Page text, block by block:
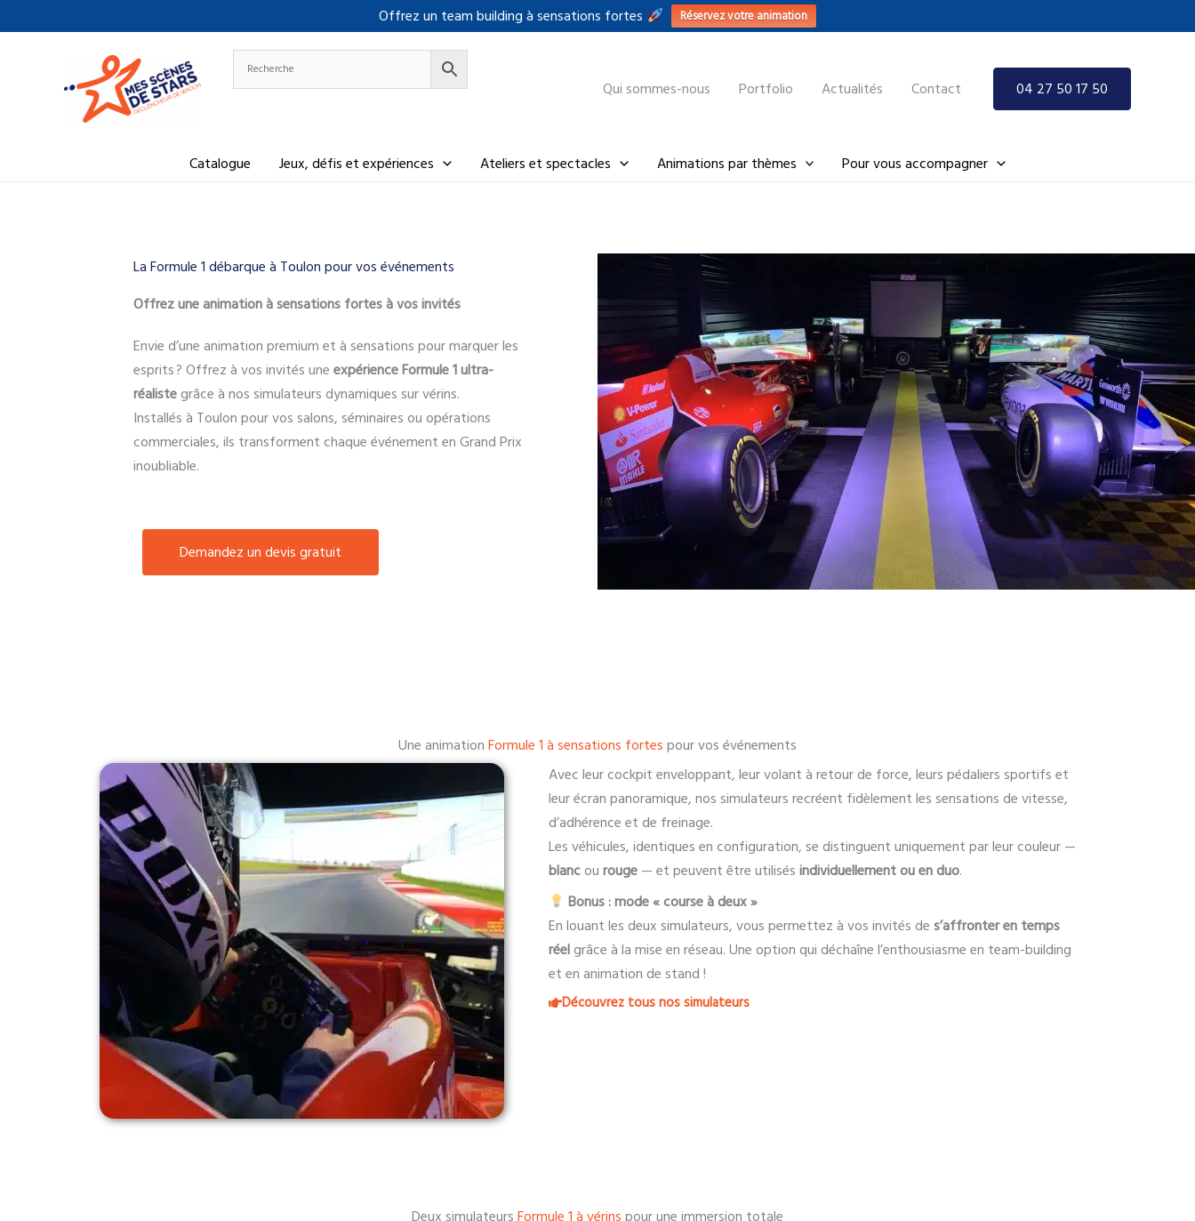
Offrez un team building à sensations fortes Réservez votre animation
au
Qui sommes-nous
Portfolio Actualités Contact 04 27 50 17 50
Catalogue Jeux, défis et expériences Ateliers et spectacles Animations par thèmes Pour vous accompagner
La Formule 1 débarque à Toulon pour vos événements
Offrez une animation à sensations fortes à vos invités
Envie d’une animation premium et à sensations pour marquer les
esprits ? Offrez à vos invités une expérience Formule 1 ultra-
réalistegrâce à nos simulateurs dynamiques sur vérins.
Installés à Toulon pour vos salons, séminaires ou opérations
commerciales, ils transforment chaque événement en Grand Prix
inoubliable.
Demandez un devis gratuit
Une animation Formule 1 à sensations fortes pour vos événements
Avec leur cockpit enveloppant, leur volant à retour de force, leurs pédaliers sportifs et
leur écran panoramique, nos simulateurs recréent fidèlement les sensations de vitesse,
d’adhérence et de freinage.
Les véhicules, identiques en configuration, se distinguent uniquement par leur couleur —
blanc ou rouge — et peuvent être utilisés individuellement ou en duo.
Bonus : mode « course à deux »
En louant les deux simulateurs, vous permettez à vos invités de s’affronter en temps
réelgrâce à la mise en réseau. Une option qui déchaîne l’enthousiasme en team-building
et en animation de stand !
Découvrez tous nos simulateurs
Deux simulateurs Formule 1 à vérins pour une immersion totale